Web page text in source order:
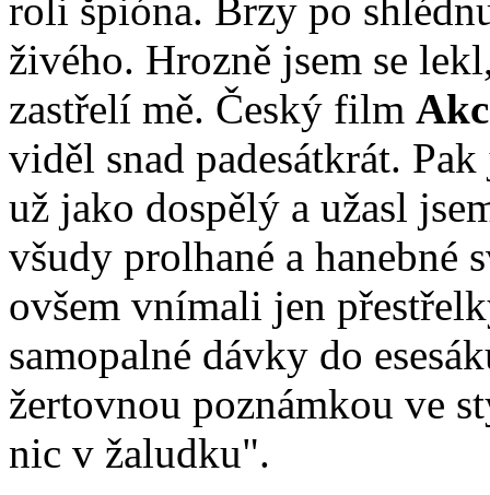
roli špióna. Brzy po
živého. Hrozně jsem se
zastřelí mě. Český film
viděl snad padesátkrát.
už jako dospělý a užasl
všudy prolhané a hanebné
ovšem vnímali jen
samopalné dávky do
žertovnou poznámkou ve
nic v žaludku".